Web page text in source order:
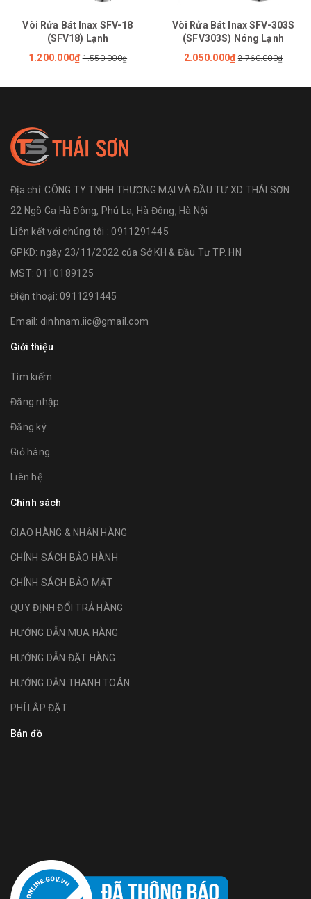
Vòi Rửa Bát Inax SFV-18
(SFV18) Lạnh
1.200.000₫ 1.550.000₫
Vòi Rửa Bát Inax SFV-303S
(SFV303S) Nóng Lạnh
2.050.000₫ 2.760.000₫
Địa chỉ:CÔNG TY TNHH THƯƠNG MẠI VÀ ĐẦU TƯ XD THÁI SƠN
22 Ngõ Ga Hà Đông, Phú La, Hà Đông, Hà Nội
Liên kết với chúng tôi : 0911291445
GPKD: ngày 23/11/2022 của Sở KH & Đầu Tư TP. HN
MST: 0110189125
Điện thoại: 0911291445
Email: dinhnam.iic@gmail.com
Giới thiệu
Tìm kiếm
Đăng nhập
Đăng ký
Giỏ hàng
Liên hệ
Chính sách
GIAO HÀNG & NHẬN HÀNG
CHÍNH SÁCH BẢO HÀNH
CHÍNH SÁCH BẢO MẬT
QUY ĐỊNH ĐỔI TRẢ HÀNG
HƯỚNG DẪN MUA HÀNG
HƯỚNG DẪN ĐẶT HÀNG
HƯỚNG DẪN THANH TOÁN
PHÍ LẮP ĐẶT
Bản đồ